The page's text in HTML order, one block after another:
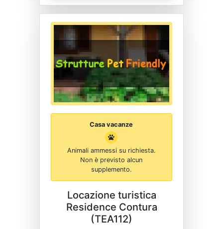
Casa vacanze
Animali ammessi su richiesta.
Non è previsto alcun
supplemento.
Locazione turistica
Residence Contura
(TEA112)